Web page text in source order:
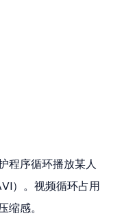
程序循环播放某人
）。视频循环占用
感。